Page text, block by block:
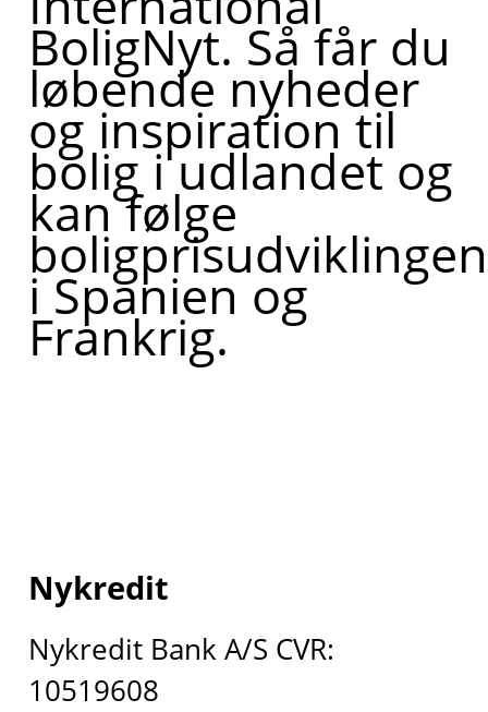
BoligNyt. Så får du
løbende nyheder
og inspiration til
bolig i udlandet og
kan følge
boligprisudviklingen
i Spanien og
Frankrig.
Nykredit
Nykredit Bank A/S CVR:
10519608